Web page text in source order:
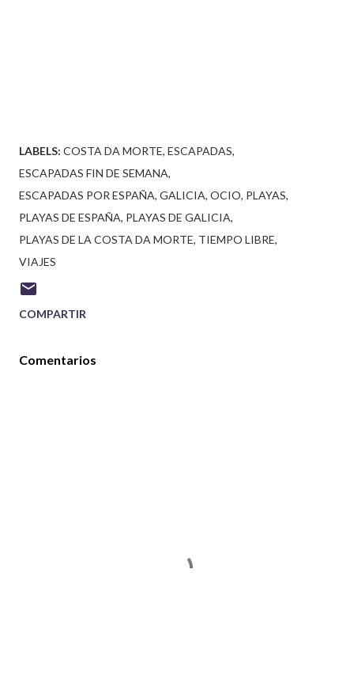
LABELS: COSTA DA MORTE ESCAPADAS
ESCAPADAS FIN DE SEMANA
ESCAPADAS POR ESPAÑA GALICIA OCIO PLAYAS
PLAYAS DE ESPAÑA PLAYAS DE GALICIA
PLAYAS DE LA COSTA DA MORTE TIEMPO LIBRE
VIAJES
COMPARTIR
Comentarios